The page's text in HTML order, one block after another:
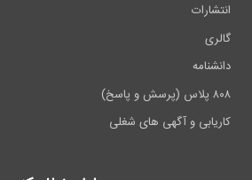
انتشارات
گالری
دانشنامه
۸۰۸ پلاس (پرسش و پاسخ)
کاریابی و آگهی های شغلی